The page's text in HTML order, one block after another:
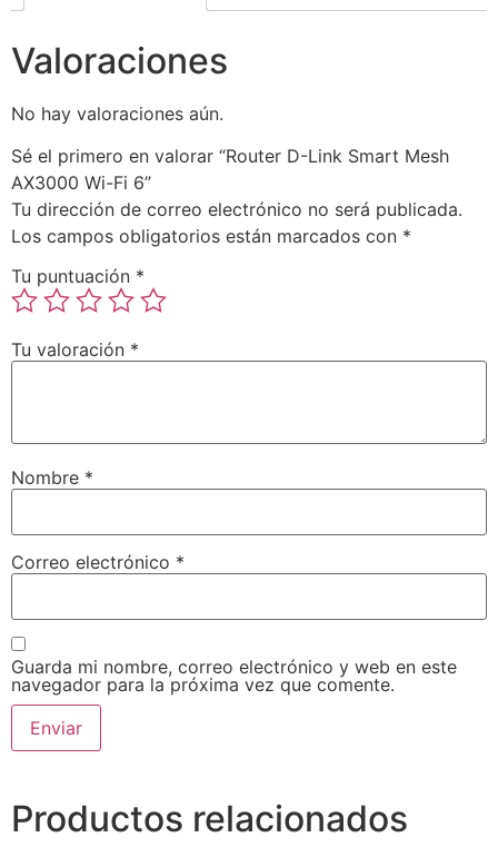
Valoraciones
No hay valoraciones aún.
Sé el primero en valorar “Router D-Link Smart Mesh
AX3000 Wi-Fi 6”
Tu dirección de correo electrónico no será publicada.
Los campos obligatorios están marcados con *
Tu puntuación *
Tu valoración *
Nombre *
Correo electrónico *
Guarda mi nombre, correo electrónico y web en este
navegador para la próxima vez que comente.
Productos relacionados